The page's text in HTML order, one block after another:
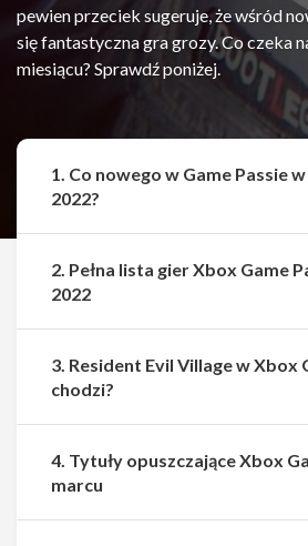
pewien przeciek sugeruje, że wśród
się fantastyczna gra grozy. Co czeka
miesiącu? Sprawdź poniżej.
1. Co nowego w Game Passie
2022?
2. Pełna lista gier Xbox Game
2022
3. Resident Evil Village w Xbox
chodzi?
4. Tytuły opuszczające Xbox
marcu